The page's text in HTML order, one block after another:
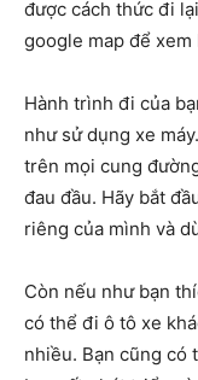
được cách thức đi
google map để
Hành trình đi của
như sử dụng xe
trên mọi cung
đau đầu. Hãy bắt
riêng của mình và
Còn nếu như bạn
có thể đi ô tô xe
nhiều. Bạn cũng có